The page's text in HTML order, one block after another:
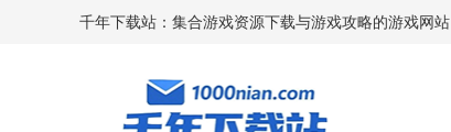
千年下载站：集合游戏资源下载与游戏攻略的游戏网站